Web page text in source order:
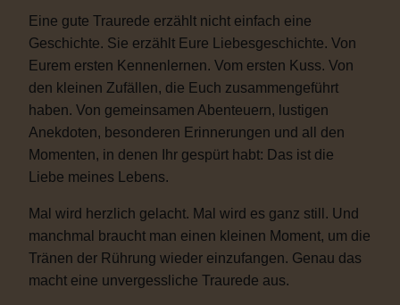
Eine gute Traurede erzählt nicht einfach eine
Geschichte. Sie erzählt Eure Liebesgeschichte. Von
Eurem ersten Kennenlernen. Vom ersten Kuss. Von
den kleinen Zufällen, die Euch zusammengeführt
haben. Von gemeinsamen Abenteuern, lustigen
Anekdoten, besonderen Erinnerungen und all den
Momenten, in denen Ihr gespürt habt: Das ist die
Liebe meines Lebens.
Mal wird herzlich gelacht. Mal wird es ganz still. Und
manchmal braucht man einen kleinen Moment, um die
Tränen der Rührung wieder einzufangen. Genau das
macht eine unvergessliche Traurede aus.